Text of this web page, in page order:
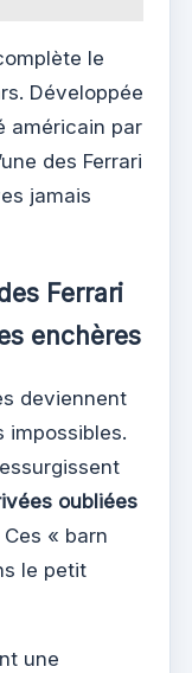
le
Développée
américain par
des Ferrari
jamais
Ferrari
enchères
deviennent
impossibles.
oubliées
« barn
le petit
une